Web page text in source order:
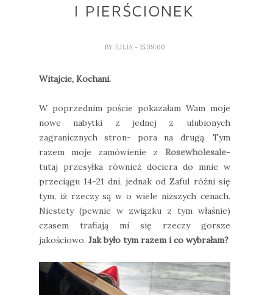
I PIERŚCIONEK
BY JULIA - 15:39:00
Witajcie, Kochani.
W poprzednim poście pokazałam Wam moje
nowe nabytki z jednej z ulubionych
zagranicznych stron- pora na drugą. Tym
razem moje zamówienie z Rosewholesale-
tutaj przesyłka również dociera do mnie w
przeciągu 14-21 dni, jednak od Zaful różni się
tym, iż rzeczy są w o wiele niższych cenach.
Niestety (pewnie w związku z tym właśnie)
czasem trafiają mi się rzeczy gorsze
jakościowo. Jak było tym razem i co wybrałam?